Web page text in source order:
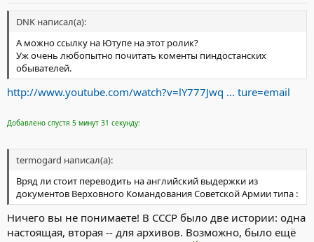
DNK написал(а):
А можно ссылку на Ютупе на этот ролик?
Уж очень любопытно почитать коменты пиндocтанских
обывателей.
http://www.youtube.com/watch?v=lY777Jwq ... ture=email
Добавлено спустя 5 минут 31 секунду:
termogard написал(а):
Вряд ли стоит переводить на английский выдержки из
документов Верховного Командования Советской Армии типа :
Ничего вы не понимаете! В СССР было две истории: одна
настоящая, вторая -- для архивов. Возможно, было ещё